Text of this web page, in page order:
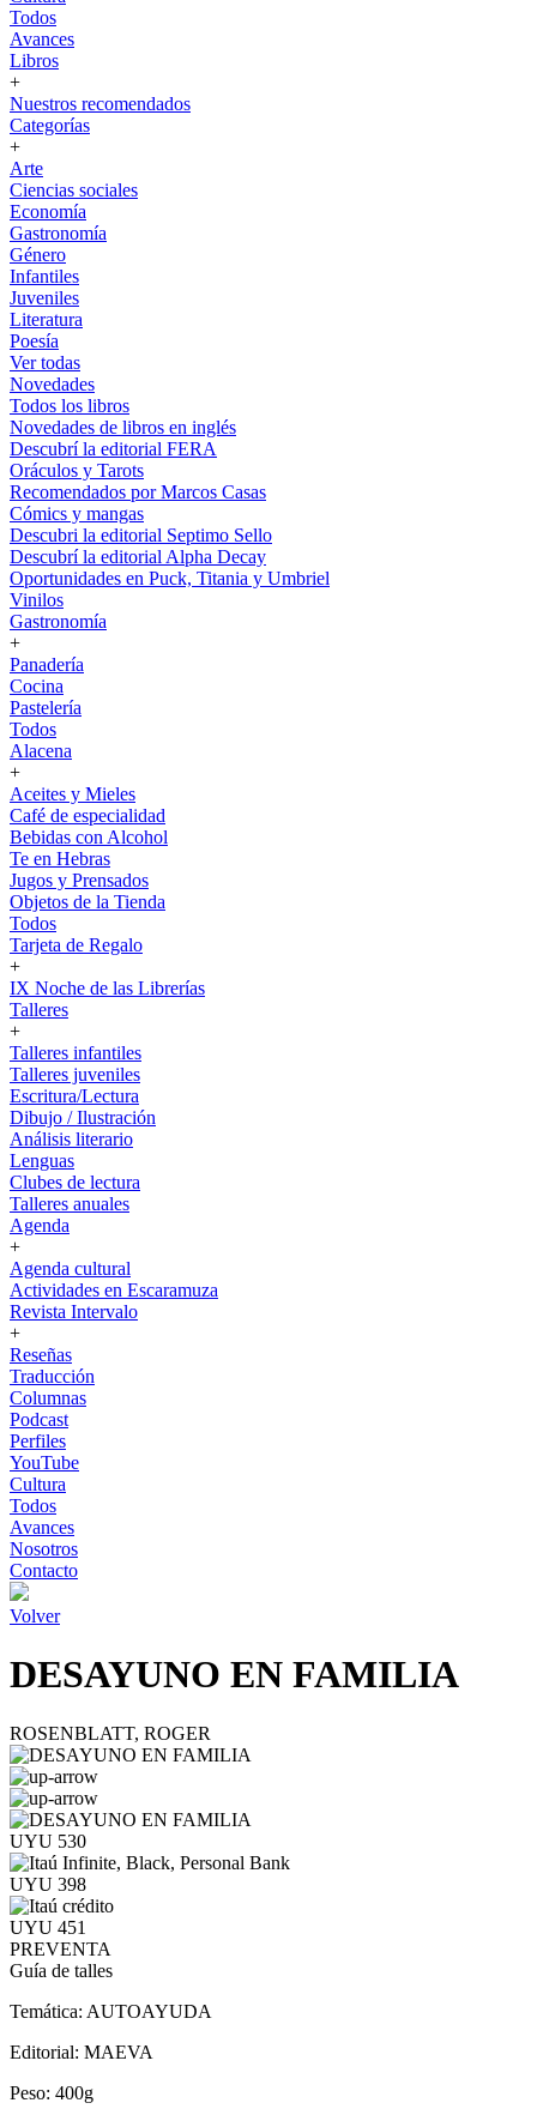
Todos
Avances
Libros
+
Nuestros recomendados
Categorías
+
Arte
Ciencias sociales
Economía
Gastronomía
Género
Infantiles
Juveniles
Literatura
Poesía
Ver todas
Novedades
Todos los libros
Novedades de libros en inglés
Descubrí la editorial FERA
Oráculos y Tarots
Recomendados por Marcos Casas
Cómics y mangas
Descubri la editorial Septimo Sello
Descubrí la editorial Alpha Decay
Oportunidades en Puck, Titania y Umbriel
Vinilos
Gastronomía
+
Panadería
Cocina
Pastelería
Todos
Alacena
+
Aceites y Mieles
Café de especialidad
Bebidas con Alcohol
Te en Hebras
Jugos y Prensados
Objetos de la Tienda
Todos
Tarjeta de Regalo
+
IX Noche de las Librerías
Talleres
+
Talleres infantiles
Talleres juveniles
Escritura/Lectura
Dibujo / Ilustración
Análisis literario
Lenguas
Clubes de lectura
Talleres anuales
Agenda
+
Agenda cultural
Actividades en Escaramuza
Revista Intervalo
+
Reseñas
Traducción
Columnas
Podcast
Perfiles
YouTube
Cultura
Todos
Avances
Nosotros
Contacto
Volver
DESAYUNO EN FAMILIA
ROSENBLATT, ROGER
UYU 530
UYU 398
UYU 451
PREVENTA
Guía de talles
Temática: AUTOAYUDA
Editorial: MAEVA
Peso: 400g